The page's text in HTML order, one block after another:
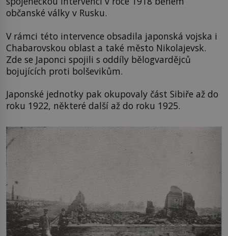
občanské války v Rusku.
V rámci této intervence obsadila japonská vojska i
Chabarovskou oblast a také město Nikolajevsk.
Zde se Japonci spojili s oddíly bělogvardějců
bojujících proti bolševikům.
Japonské jednotky pak okupovaly část Sibiře až do
roku 1922, některé další až do roku 1925.